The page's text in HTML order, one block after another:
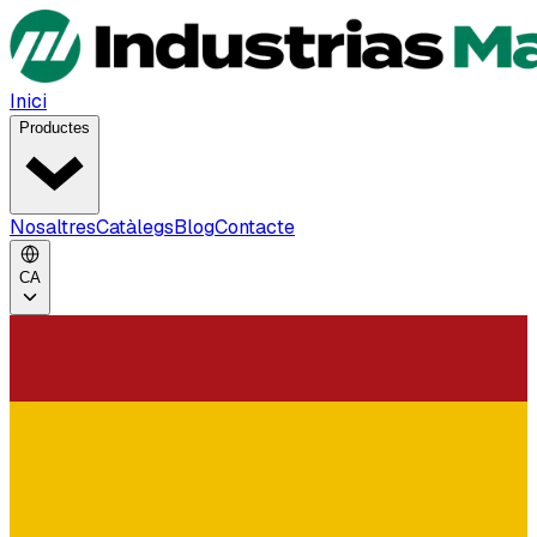
Inici
Productes
NosaltresCatàlegsBlogContacte
CA